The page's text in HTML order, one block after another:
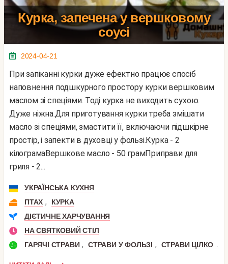
Курка, запечена у вершковому
соусі
2024-04-21
При запіканні курки дуже ефектно працює спосіб
наповнення подшкурного простору курки вершковим
маслом зі спеціями. Тоді курка не виходить сухою.
Дуже ніжна.Для приготування курки треба змішати
масло зі спеціями, змастити її, включаючи підшкірне
простір, і запекти в духовці у фользі.Курка - 2
кілограмаВершкове масло - 50 грамПриправи для
гриля - 2...
УКРАЇНСЬКА КУХНЯ
ПТАХ ,
КУРКА
ДІЄТИЧНЕ ХАРЧУВАННЯ
НА СВЯТКОВИЙ СТІЛ
ГАРЯЧІ СТРАВИ , СТРАВИ У ФОЛЬЗІ , СТРАВИ ЦІЛКОМ